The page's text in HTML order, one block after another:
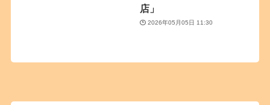
店」
2026年05月05日 11:30